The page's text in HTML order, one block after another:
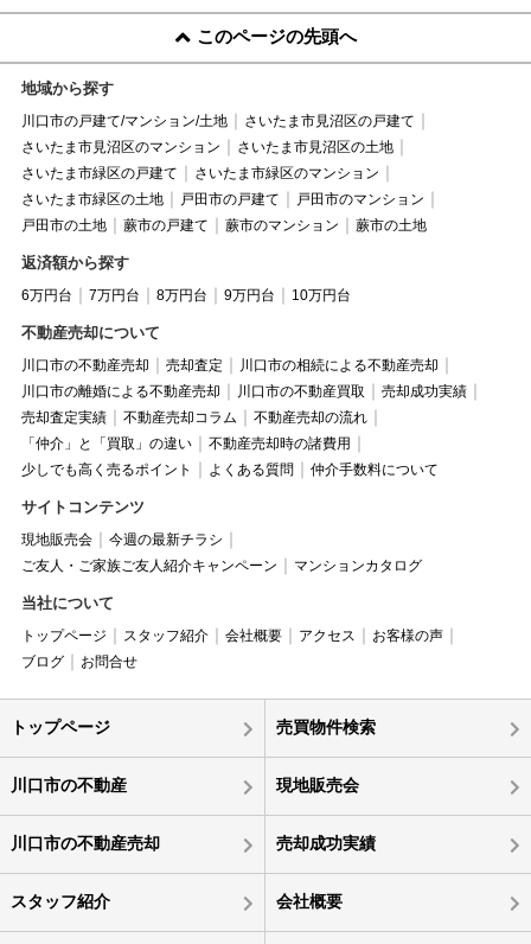
このページの先頭へ
地域から探す
川口市の戸建て/マンション/土地
さいたま市見沼区の戸建て
さいたま市見沼区のマンション
さいたま市見沼区の土地
さいたま市緑区の戸建て
さいたま市緑区のマンション
さいたま市緑区の土地
戸田市の戸建て
戸田市のマンション
戸田市の土地
蕨市の戸建て 蕨市のマンション 蕨市の土地
返済額から探す
6万円台 7万円台 8万円台 9万円台 10万円台
不動産売却について
川口市の不動産売却 売却査定
川口市の相続による不動産売却
川口市の離婚による不動産売却
川口市の不動産買取
売却成功実績
売却査定実績
不動産売却コラム
不動産売却の流れ
「仲介」と「買取」の違い
不動産売却時の諸費用
少しでも高く売るポイント
よくある質問 仲介手数料について
サイトコンテンツ
現地販売会
今週の最新チラシ
ご友人・ご家族ご友人紹介キャンペーン
マンションカタログ
当社について
トップページ スタッフ紹介 会社概要 アクセス
お客様の声
ブログ
お問合せ
トップページ 売買物件検索
川口市の不動産 現地販売会
川口市の不動産売却 売却成功実績
スタッフ紹介 会社概要